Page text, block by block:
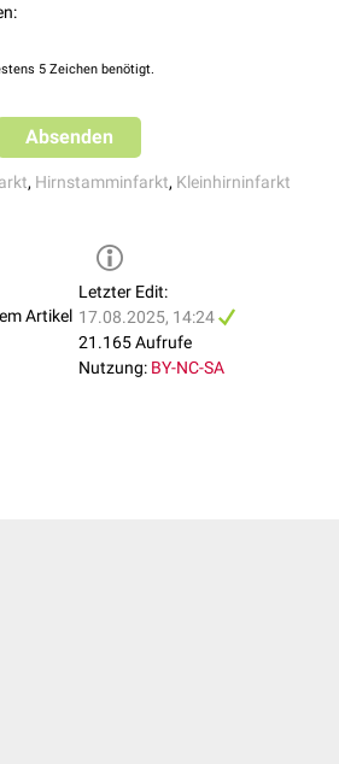
5 Zeichen benötigt.
Absenden
, Hirnstamminfarkt, Kleinhirninfarkt
Artikel
Letzter Edit:
17.08.2025, 14:24
21.165 Aufrufe
Nutzung: BY-NC-SA